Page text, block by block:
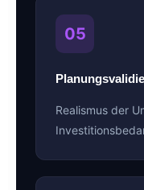
05
Realismus der